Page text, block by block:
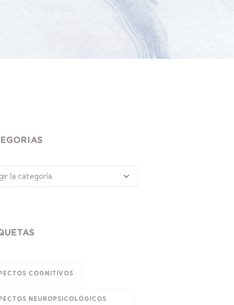
COGNITIVOS
NEUROPSICOLÓGICOS